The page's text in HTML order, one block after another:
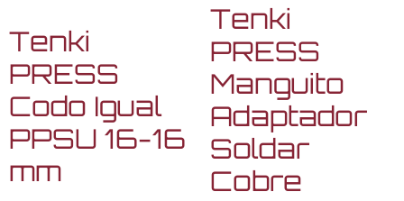
Tenki
PRESS
Codo Igual
PPSU 16-16
mm
Tenki
PRESS
Manguito
Adaptador
Soldar
Cobre